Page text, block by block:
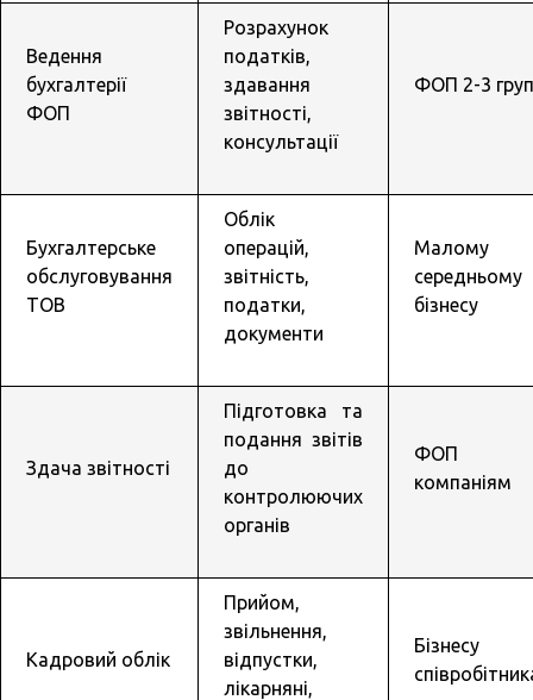
Ведення
бухгалтерії
ФОП
Розрахунок
податків,
здавання
звітності,
консультації
ФОП 2-3
Бухгалтерське
обслуговування
ТОВ
Облік
операцій,
звітність,
податки,
документи
Малому
середньому
бізнесу
Здача звітності
Підготовка та
подання звітів
до
контролюючих
органів
ФОП
компаніям
Кадровий облік
Прийом,
звільнення,
відпустки,
лікарняні,
Бізнесу